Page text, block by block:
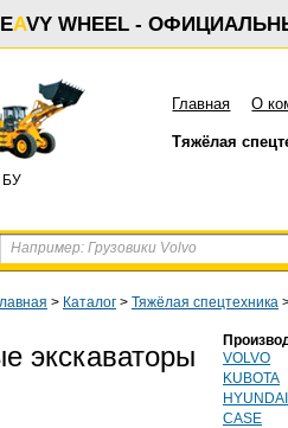
AVY WHEEL -
БУ
Главная О
Тяжёлая
> Каталог > Тяжёлая спецтехника
экскаваторы
VOLVO
KUBOTA
HYUNDAI
CASE